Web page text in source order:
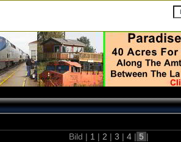
Bild | 1 | 2 | 3 | 4 | 5 |